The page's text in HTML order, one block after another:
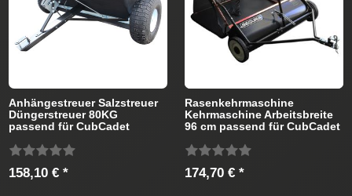
Anhängestreuer Salzstreuer
Düngerstreuer 80KG
passend für CubCadet
158,10 € *
Rasenkehrmaschine
Kehrmaschine Arbeitsbreite
96 cm passend für CubCadet
174,70 € *